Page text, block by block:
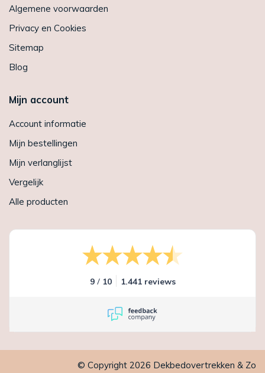
Algemene voorwaarden
Privacy en Cookies
Sitemap
Blog
Mijn account
Account informatie
Mijn bestellingen
Mijn verlanglijst
Vergelijk
Alle producten
9 / 10 1.441 reviews
© Copyright 2026 Dekbedovertrekken & Zo